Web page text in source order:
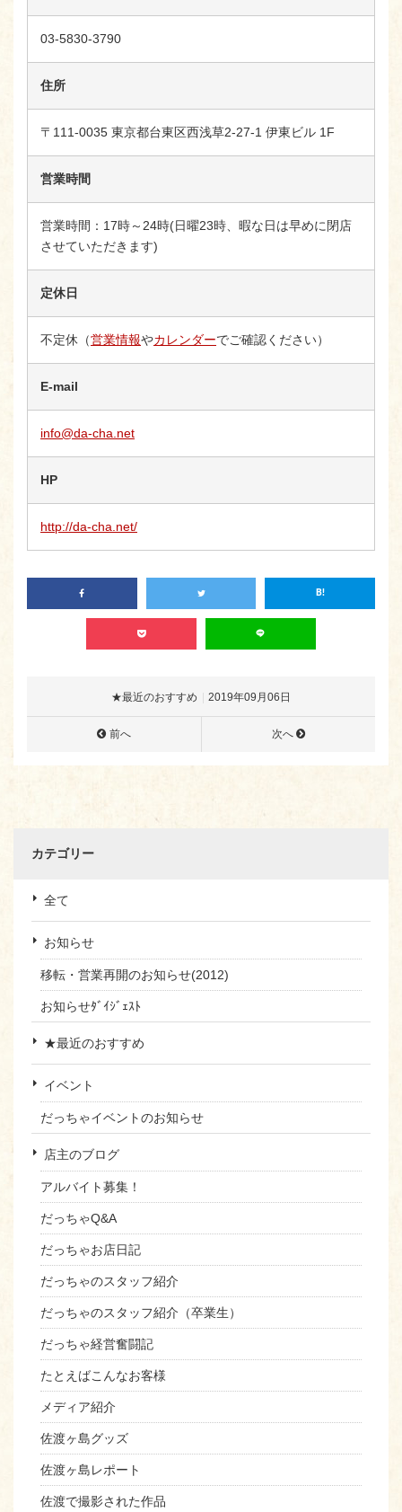
03-5830-3790
住所
〒111-0035 東京都台東区西浅草2-27-1 伊東ビル 1F
営業時間
営業時間：17時～24時(日曜23時、暇な日は早めに閉店
させていただきます)
定休日
不定休（営業情報やカレンダーでご確認ください）
E-mail
info@da-cha.net
HP
http://da-cha.net/
★最近のおすすめ 2019年09月06日
前へ 次へ
カテゴリー
全て
お知らせ
移転・営業再開のお知らせ(2012)
お知らせﾀﾞｲｼﾞｪｽﾄ
★最近のおすすめ
イベント
だっちゃイベントのお知らせ
店主のブログ
アルバイト募集！
だっちゃQ&A
だっちゃお店日記
だっちゃのスタッフ紹介
だっちゃのスタッフ紹介（卒業生）
だっちゃ経営奮闘記
たとえばこんなお客様
メディア紹介
佐渡ヶ島グッズ
佐渡ヶ島レポート
佐渡で撮影された作品